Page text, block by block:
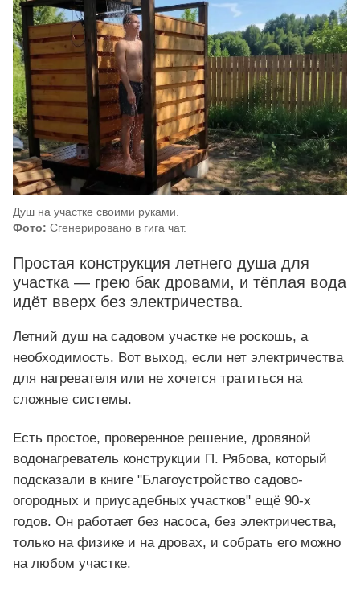
Душ на участке своими руками.
Фото: Сгенерировано в гига чат.
Простая конструкция летнего душа для
участка — грею бак дровами, и тёплая вода
идёт вверх без электричества.
Летний душ на садовом участке не роскошь, а
необходимость. Вот выход, если нет электричества
для нагревателя или не хочется тратиться на
сложные системы.
Есть простое, проверенное решение, дровяной
водонагреватель конструкции П. Рябова, который
подсказали в книге "Благоустройство садово-
огородных и приусадебных участков" ещё 90-х
годов. Он работает без насоса, без электричества,
только на физике и на дровах, и собрать его можно
на любом участке.